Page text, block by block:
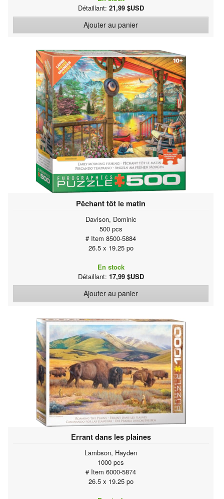
Détaillant: 21,99 $USD
Ajouter au panier
Pêchant tôt le matin
Davison, Dominic
500 pcs
# Item 8500-5884
26.5 x 19.25 po
En stock
Détaillant: 17,99 $USD
Ajouter au panier
Errant dans les plaines
Lambson, Hayden
1000 pcs
# Item 6000-5874
26.5 x 19.25 po